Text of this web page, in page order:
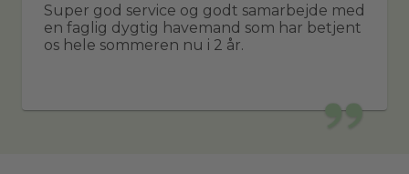
Super god service og godt samarbejde med
en faglig dygtig havemand som har betjent
os hele sommeren nu i 2 år.